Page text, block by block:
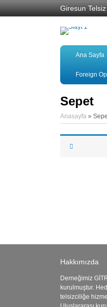
Giresun
Ana Sayfa
Foreign
Sepet
Anasayfa »
Hakkımızda
Derneğimiz
kurulmuştur.
telsizciliğe